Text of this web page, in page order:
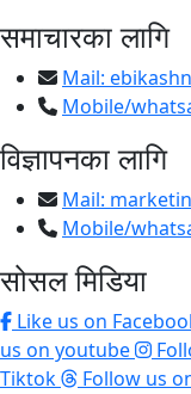
समाचारका लागि
Mail:
Mobile/
विज्ञापनका लागि
Mail:
Mobile/
सोसल मिडिया
Like us on
us on youtube
Tiktok
Follow us